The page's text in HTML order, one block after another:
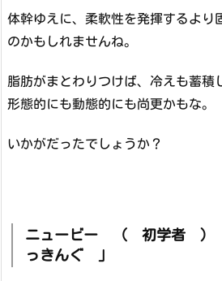
体幹ゆえに、柔軟性を発揮するより
のかもしれませんね。
脂肪がまとわりつけば、冷えも蓄積
形態的にも動態的にも尚更かもな。
いかがだったでしょうか？
ニュービー （ 初学者
っきんぐ 」